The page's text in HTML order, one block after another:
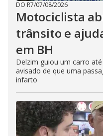
DO R7/07/08/2026
Motociclista
trânsito e
em BH
Delzim guiou um carro
avisado de que uma
infarto